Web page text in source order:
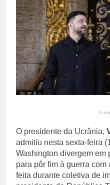
O presidente da Ucrânia,
admitiu nesta sexta-feira
Washington divergem em
para pôr fim à guerra
feita durante coletiva de